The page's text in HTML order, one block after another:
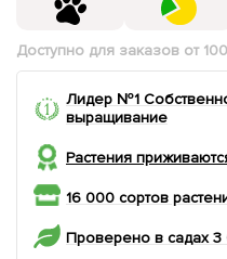
Доступно для заказов от
Лидер №1
выращивание
Растения
16 000 сортов
Проверено в садах